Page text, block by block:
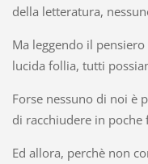
della letteratura,
Ma leggendo il
lucida follia, tutti
Forse nessuno di noi è
di racchiudere in
Ed allora, perchè non